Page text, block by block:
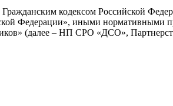
Гражданским кодексом Российской
Федерации», иными нормативными
(далее – НП СРО «ДСО»,